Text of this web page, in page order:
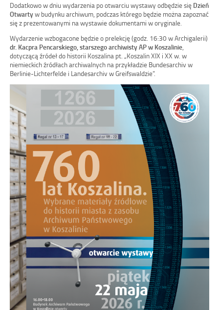
Dodatkowo w dniu wydarzenia po otwarciu wystawy odbędzie się Dzień
Otwartyw budynku archiwum, podczas którego będzie można zapoznać
się z prezentowanymi na wystawie dokumentami w oryginale.
Wydarzenie wzbogacone będzie o prelekcję (godz. 16:30 w Archigalerii)
dr. Kacpra Pencarskiego, starszego archiwisty AP w Koszalinie,
dotyczącą źródeł do historii Koszalina pt. „Koszalin XIX i XX w. w
niemieckich źródłach archiwalnych na przykładzie Bundesarchiv w
Berlinie-Lichterfelde i Landesarchiv w Greifswaldzie”.